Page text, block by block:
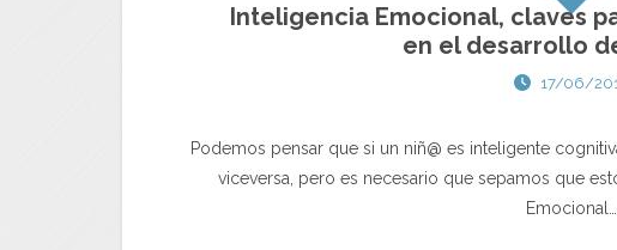
Inteligencia Emocional, claves
en el desarrollo
17/06/
Podemos pensar que si un niñ@ es inteligente
viceversa, pero es necesario que sepamos que
Emocional…